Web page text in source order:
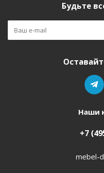
Будьте
Наши
+7
mebel-